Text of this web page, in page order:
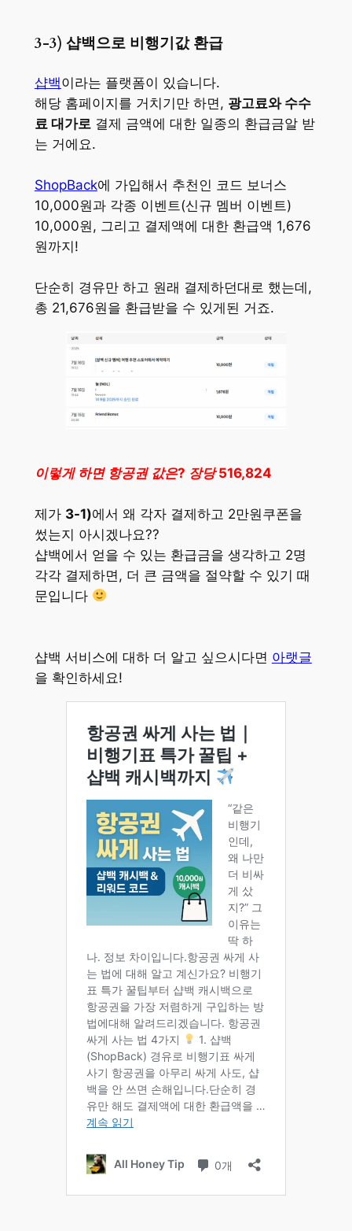
3-3) 샵백으로 비행기값 환급
샵백이라는 플랫폼이 있습니다.
해당 홈페이지를 거치기만 하면, 광고료와 수수
료 대가로결제 금액에 대한 일종의 환급금알 받
는 거에요.
ShopBack에 가입해서 추천인 코드 보너스
10,000원과 각종 이벤트(신규 멤버 이벤트)
10,000원, 그리고 결제액에 대한 환급액 1,676
원까지!
단순히 경유만 하고 원래 결제하던대로 했는데,
총 21,676원을 환급받을 수 있게된 거죠.
이렇게 하면 항공권 값은? 장당 516,824
제가 3-1)에서 왜 각자 결제하고 2만원쿠폰을
썼는지 아시겠나요??
샵백에서 얻을 수 있는 환급금을 생각하고 2명
각각 결제하면, 더 큰 금액을 절약할 수 있기 때
문입니다
샵백 서비스에 대하 더 알고 싶으시다면 아랫글
을 확인하세요!